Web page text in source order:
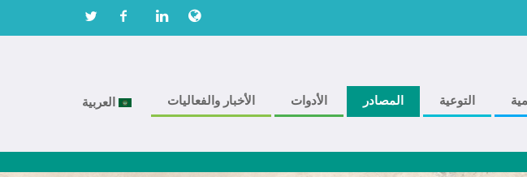
التوعية المصادر الأدوات الأخبار والفعاليات العربية